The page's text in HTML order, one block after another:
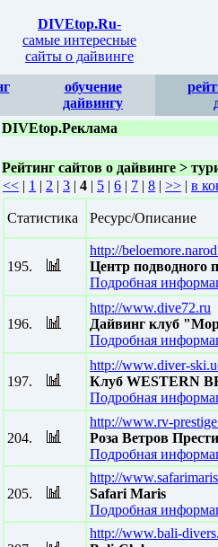
DIVEtop.Ru-
самые интересные
сайты о дайвинге
обучение
дайвингу
DIVEtop.Реклама
Рейтинг сайтов о дайвинге >
<< | 1 | 2 | 3 | 4 | 5 | 6 | 7 | 8 | >> | в
Статистика Ресурс/Описание
195.
http://
Центр подводного
Подробная
196.
http://www.dive72.ru
Дайвинг клуб
Подробная
197.
http://www.diver-
Клуб WESTERN
Подробная
204.
http://www.rv-
Роза Ветров
Подробная
205.
http://
Safari Maris
Подробная
http://www.bali-